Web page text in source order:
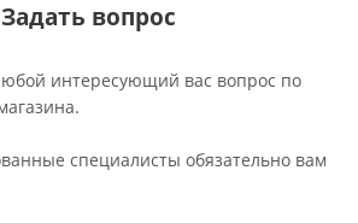
Задать вопрос
интересующий вас вопрос по
специалисты обязательно вам